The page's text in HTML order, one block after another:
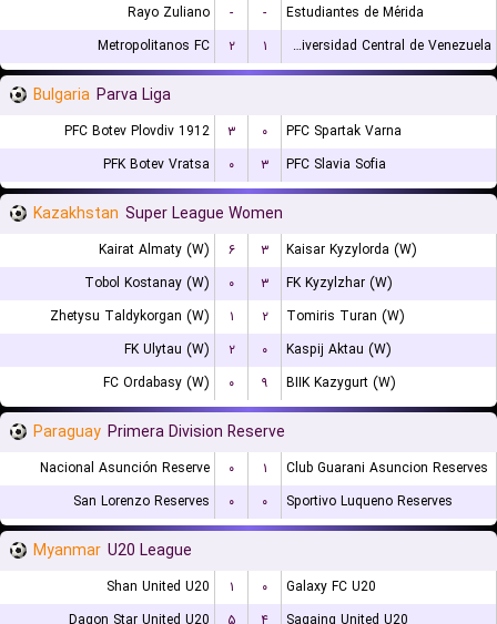
Rayo Zuliano - -
Estudiantes de Mérida
Metropolitanos FC
۲ ۱ Universidad Central de Venezuela
Bulgaria Parva Liga
PFC Botev Plovdiv 1912 ۳ ۰
PFC Spartak Varna
PFK Botev Vratsa
۰ ۳ PFC Slavia Sofia
Kazakhstan Super League Women
Kairat Almaty (W) ۶ ۳
Kaisar Kyzylorda (W)
Tobol Kostanay (W)
۰ ۳
FK Kyzylzhar (W)
Zhetysu Taldykorgan (W)
۱ ۲
Tomiris Turan (W)
FK Ulytau (W)
۲ ۰
Kaspij Aktau (W)
FC Ordabasy (W)
۰ ۹ BIIK Kazygurt (W)
Paraguay Primera Division Reserve
Nacional Asunción Reserve ۰ ۱
Club Guarani Asuncion Reserves
San Lorenzo Reserves
۰ ۰ Sportivo Luqueno Reserves
Myanmar U20 League
Shan United U20 ۱ ۰
Galaxy FC U20